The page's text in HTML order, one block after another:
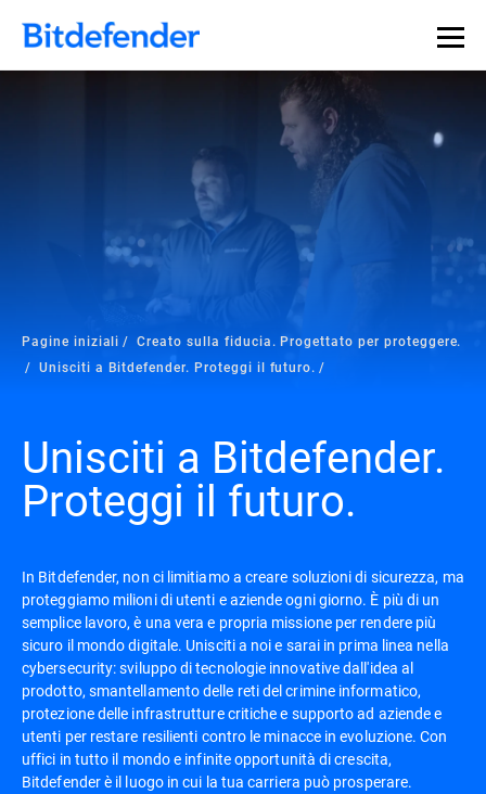
Pagine iniziali
Creato sulla fiducia. Progettato per proteggere.
Unisciti a Bitdefender. Proteggi il futuro.
Unisciti a Bitdefender.
Proteggi il futuro.
In Bitdefender, non ci limitiamo a creare soluzioni di sicurezza, ma
proteggiamo milioni di utenti e aziende ogni giorno. È più di un
semplice lavoro, è una vera e propria missione per rendere più
sicuro il mondo digitale. Unisciti a noi e sarai in prima linea nella
cybersecurity: sviluppo di tecnologie innovative dall'idea al
prodotto, smantellamento delle reti del crimine informatico,
protezione delle infrastrutture critiche e supporto ad aziende e
utenti per restare resilienti contro le minacce in evoluzione. Con
uffici in tutto il mondo e infinite opportunità di crescita,
Bitdefender è il luogo in cui la tua carriera può prosperare.